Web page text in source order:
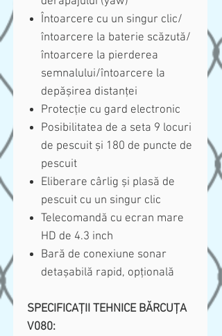
Întoarcere cu un singur clic/
întoarcere la baterie scăzută/
întoarcere la pierderea
semnalului/întoarcere la
depășirea distanței
Protecție cu gard electronic
Posibilitatea de a seta 9 locuri
de pescuit și 180 de puncte de
pescuit
Eliberare cârlig și plasă de
pescuit cu un singur clic
Telecomandă cu ecran mare
HD de 4.3 inch
Bară de conexiune sonar
detașabilă rapid, opțională
SPECIFICAȚII TEHNICE BĂRCUȚA
V080: